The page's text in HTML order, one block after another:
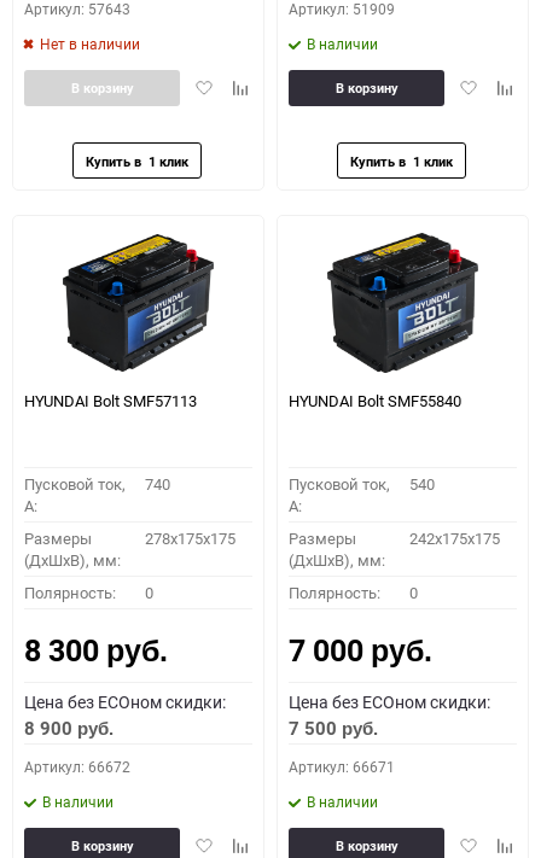
Артикул: 57643
Нет в наличии
ДобавитьДобавить
В корзину
Артикул: 51909
В наличии
Добавить
В корзину
HYUNDAI Bolt SMF57113
Пусковой ток,
A:
740
Размеры
(ДхШхВ), мм:
278x175x175
Полярность: 0
8 300 руб.
Цена без ECOном скидки:
8 900 руб.
Артикул: 66672
В наличии
ДобавитьДобавить
В корзину
HYUNDAI Bolt SMF55840
Пусковой ток,
A:
540
Размеры
(ДхШхВ), мм:
242x175x175
Полярность: 0
7 000 руб.
Цена без ECOном скидки:
7 500 руб.
Артикул: 66671
В наличии
Добавить
В корзину